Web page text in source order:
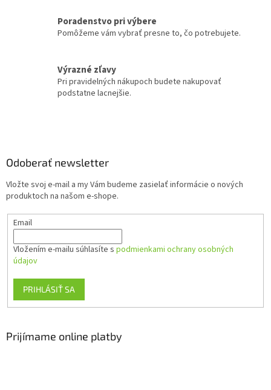
k
y
v
s
Poradenstvo pri výbere
Pomôžeme vám vybrať presne to, čo potrebujete.
Výrazné zľavy
Pri pravidelných nákupoch budete nakupovať
podstatne lacnejšie.
Odoberať newsletter
Vložte svoj e-mail a my Vám budeme zasielať informácie o nových
produktoch na našom e-shope.
Email
Vložením e-mailu súhlasíte s podmienkami ochrany osobných
údajov
PRIHLÁSIŤ SA
Prijímame online platby